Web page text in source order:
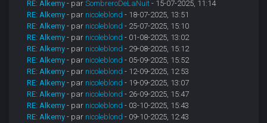
RE: Alkemy - parSombreroDeLaNuit - 15-07-2025, 11:14
RE: Alkemy - par nicoleblond - 18-07-2025, 13:51
RE: Alkemy - par nicoleblond - 25-07-2025, 15:10
RE: Alkemy - par nicoleblond - 01-08-2025, 13:02
RE: Alkemy - par nicoleblond - 29-08-2025, 15:12
RE: Alkemy - par nicoleblond - 05-09-2025, 15:52
RE: Alkemy - par nicoleblond - 12-09-2025, 12:53
RE: Alkemy - par nicoleblond - 19-09-2025, 13:07
RE: Alkemy - par nicoleblond - 26-09-2025, 15:47
RE: Alkemy - par nicoleblond - 03-10-2025, 15:43
RE: Alkemy - par nicoleblond - 09-10-2025, 12:43